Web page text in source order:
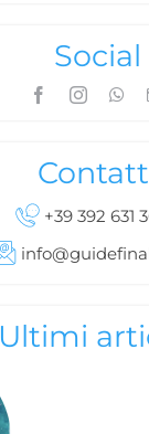
Social
+39 392 631
Ultimi